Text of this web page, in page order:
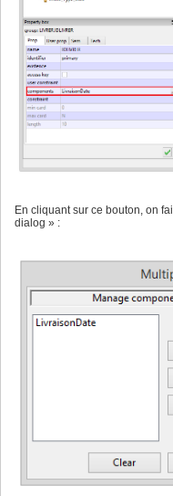
En cliquant sur ce bouton, on
dialog » :